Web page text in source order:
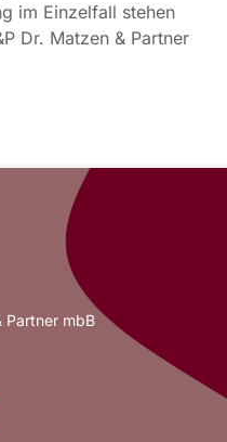
im Einzelfall stehen
Dr. Matzen & Partner
Partner mbB